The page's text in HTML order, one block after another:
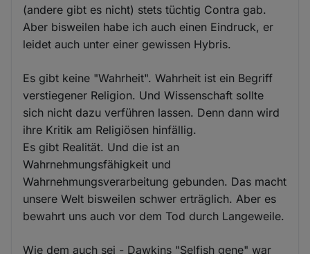
(andere gibt es nicht) stets tüchtig Contra gab.
Aber bisweilen habe ich auch einen Eindruck, er
leidet auch unter einer gewissen Hybris.
Es gibt keine "Wahrheit". Wahrheit ist ein Begriff
verstiegener Religion. Und Wissenschaft sollte
sich nicht dazu verführen lassen. Denn dann wird
ihre Kritik am Religiösen hinfällig.
Es gibt Realität. Und die ist an
Wahrnehmungsfähigkeit und
Wahrnehmungsverarbeitung gebunden. Das macht
unsere Welt bisweilen schwer erträglich. Aber es
bewahrt uns auch vor dem Tod durch Langeweile.
Wie dem auch sei - Dawkins "Selfish gene" war